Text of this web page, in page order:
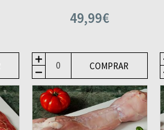
49,99€
COMPRAR